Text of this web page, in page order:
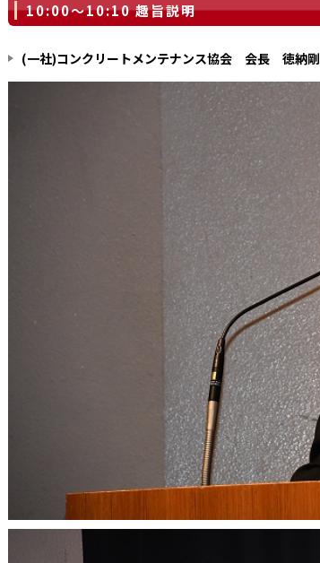
10:00～10:10 趣旨説明
(一社)コンクリートメンテナンス協会 会長 徳納剛